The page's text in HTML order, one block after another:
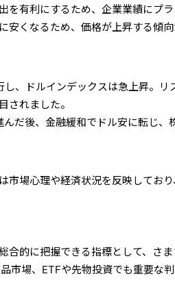
を有利にするため、企業業績にプラ
安くなるため、価格が上昇する傾向
し、ドルインデックスは急上昇。リ
されました。
んだ後、金融緩和でドル安に転じ、
市場心理や経済状況を反映してお
合的に把握できる指標として、さ
市場、ETFや先物投資でも重要な判